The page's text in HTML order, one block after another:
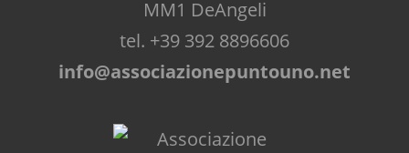
MM1 DeAngeli
tel. +39 392 8896606
info@associazionepuntouno.net